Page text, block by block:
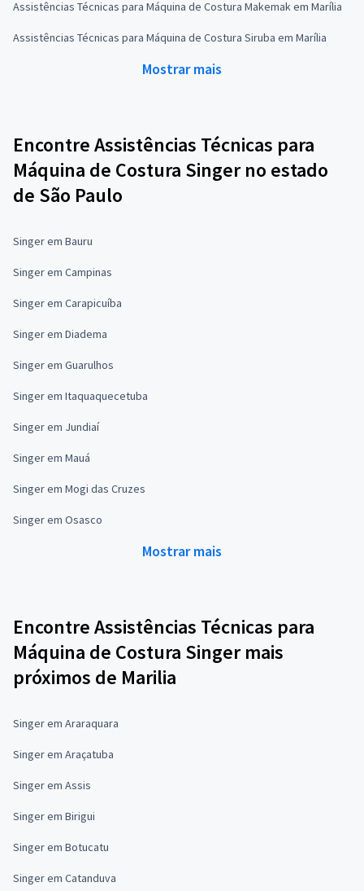
Assistências Técnicas para Máquina de Costura Makemak em Marília
Assistências Técnicas para Máquina de Costura Siruba em Marília
Mostrar mais
Encontre Assistências Técnicas para
Máquina de Costura Singer no estado
de São Paulo
Singer em Bauru
Singer em Campinas
Singer em Carapicuíba
Singer em Diadema
Singer em Guarulhos
Singer em Itaquaquecetuba
Singer em Jundiaí
Singer em Mauá
Singer em Mogi das Cruzes
Singer em Osasco
Mostrar mais
Encontre Assistências Técnicas para
Máquina de Costura Singer mais
próximos de Marilia
Singer em Araraquara
Singer em Araçatuba
Singer em Assis
Singer em Birigui
Singer em Botucatu
Singer em Catanduva